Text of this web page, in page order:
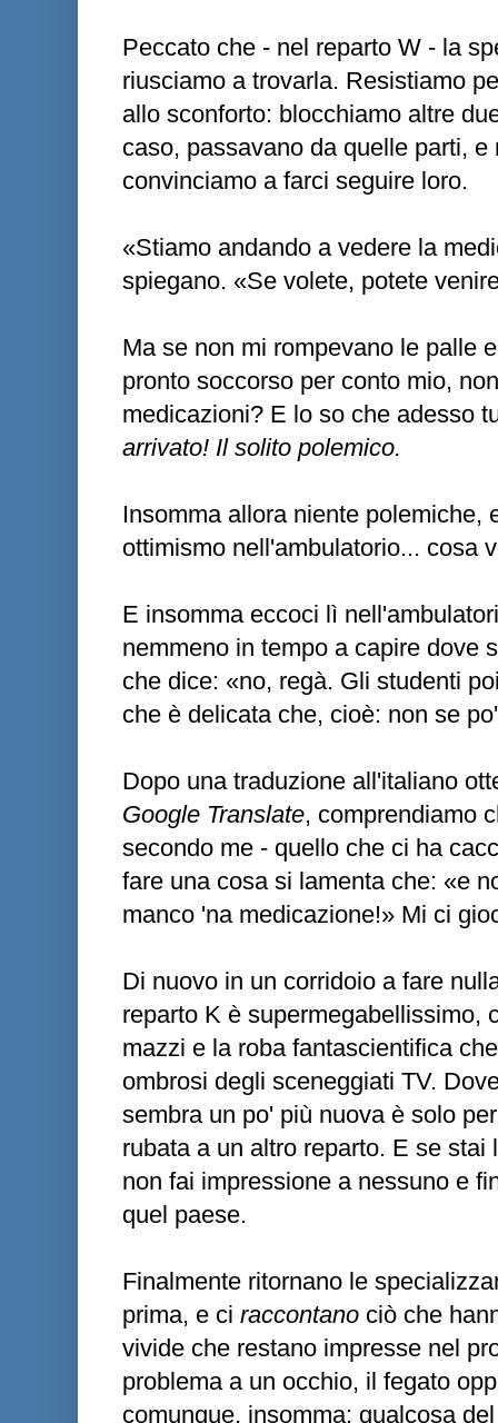
Peccato che - nel reparto W - la
riusciamo a trovarla. Resistiamo
allo sconforto: blocchiamo altre
caso, passavano da quelle parti,
convinciamo a farci seguire loro.
«Stiamo andando a vedere la
spiegano. «Se volete, potete
Ma se non mi rompevano le palle
pronto soccorso per conto mio,
medicazioni? E lo so che adesso
arrivato! Il solito polemico.
Insomma allora niente polemiche,
ottimismo nell'ambulatorio... cosa
E insomma eccoci lì
nemmeno in tempo a capire dove
che dice: «no, regà. Gli studenti
che è delicata che, cioè: non se
Dopo una traduzione all'italiano
Google Translate, comprendiamo
secondo me - quello che ci ha
fare una cosa si lamenta che: «e
manco 'na medicazione!» Mi ci
Di nuovo in un corridoio a fare
reparto K è supermegabellissimo,
mazzi e la roba fantascientifica
ombrosi degli sceneggiati TV.
sembra un po' più nuova è solo
rubata a un altro reparto. E se
non fai impressione a nessuno e
quel paese.
Finalmente ritornano le
prima, e ci raccontano ciò che
vivide che restano impresse nel
problema a un occhio, il fegato
comunque, insomma: qualcosa